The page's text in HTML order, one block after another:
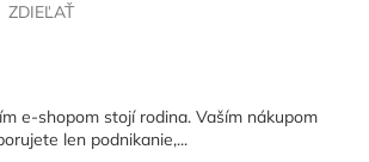
ZDIEĽAŤ
e-shopom stojí rodina. Vaším nákupom
len podnikanie,...